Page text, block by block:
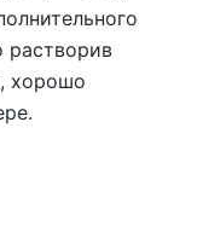
растворив
хорошо